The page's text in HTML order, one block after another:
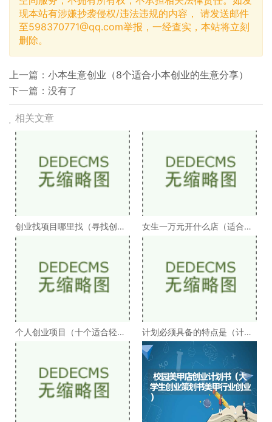
现本站有涉嫌抄袭侵权/违法违规的内容， 请发送邮件
至598370771@qq.com举报，一经查实，本站将立刻
删除。
上一篇： 小本生意创业（8个适合小本创业的生意分享）
下一篇：没有了
相关文章
创业找项目哪里找（寻找创业
项目最简单的办法
女生一万元开什么店（适合女
人小成本开店的项
个人创业项目（十个适合轻资
产创业的项目分享
计划必须具备的特点是（计划
管理的特点方法和